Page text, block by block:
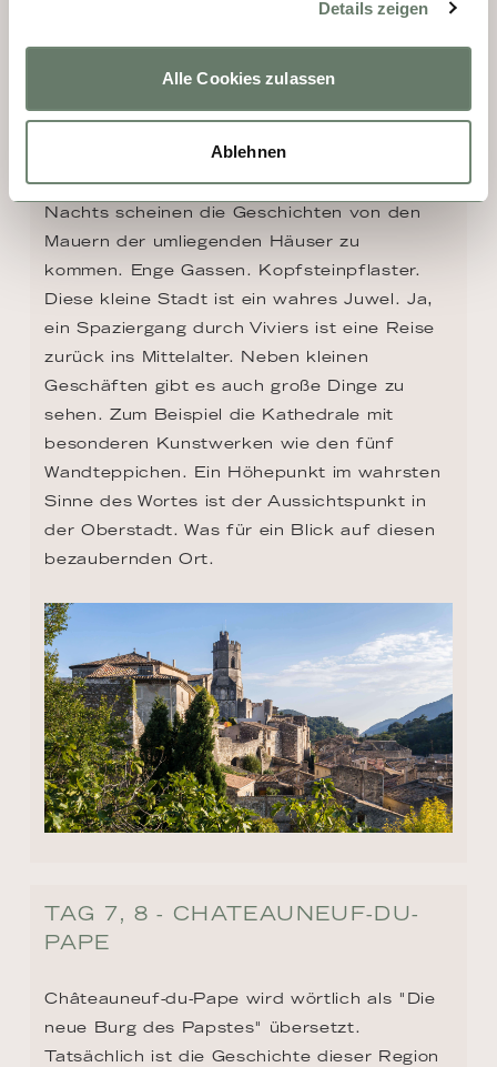
Details zeigen
Alle Cookies zulassen
Ablehnen
TAG 7 - VIVIERS
Nachts scheinen die Geschichten von den
Mauern der umliegenden Häuser zu
kommen. Enge Gassen. Kopfsteinpflaster.
Diese kleine Stadt ist ein wahres Juwel. Ja,
ein Spaziergang durch Viviers ist eine Reise
zurück ins Mittelalter. Neben kleinen
Geschäften gibt es auch große Dinge zu
sehen. Zum Beispiel die Kathedrale mit
besonderen Kunstwerken wie den fünf
Wandteppichen. Ein Höhepunkt im wahrsten
Sinne des Wortes ist der Aussichtspunkt in
der Oberstadt. Was für ein Blick auf diesen
bezaubernden Ort.
TAG 7, 8 - CHATEAUNEUF-DU-
PAPE
Châteauneuf-du-Pape wird wörtlich als "Die
neue Burg des Papstes" übersetzt.
Tatsächlich ist die Geschichte dieser Region